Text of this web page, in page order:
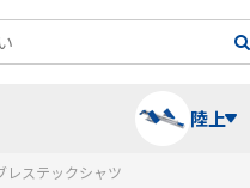
陸上
ステックシャツ